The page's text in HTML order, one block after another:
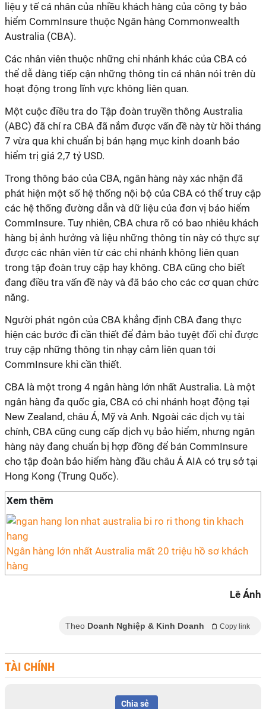
liệu y tế cá nhân của nhiều khách hàng của công ty bảo
hiểm CommInsure thuộc Ngân hàng Commonwealth
Australia (CBA).
Các nhân viên thuộc những chi nhánh khác của CBA có
thể dễ dàng tiếp cận những thông tin cá nhân nói trên dù
hoạt động trong lĩnh vực không liên quan.
Một cuộc điều tra do Tập đoàn truyền thông Australia
(ABC) đã chỉ ra CBA đã nắm được vấn đề này từ hồi tháng
7 vừa qua khi chuẩn bị bán hạng mục kinh doanh bảo
hiểm trị giá 2,7 tỷ USD.
Trong thông báo của CBA, ngân hàng này xác nhận đã
phát hiện một số hệ thống nội bộ của CBA có thể truy cập
các hệ thống đường dẫn và dữ liệu của đơn vị bảo hiểm
CommInsure. Tuy nhiên, CBA chưa rõ có bao nhiêu khách
hàng bị ảnh hưởng và liệu những thông tin này có thực sự
được các nhân viên từ các chi nhánh không liên quan
trong tập đoàn truy cập hay không. CBA cũng cho biết
đang điều tra vấn đề này và đã báo cho các cơ quan chức
năng.
Người phát ngôn của CBA khẳng định CBA đang thực
hiện các bước đi cần thiết để đảm bảo tuyệt đối chỉ được
truy cập những thông tin nhạy cảm liên quan tới
CommInsure khi cần thiết.
CBA là một trong 4 ngân hàng lớn nhất Australia. Là một
ngân hàng đa quốc gia, CBA có chi nhánh hoạt động tại
New Zealand, châu Á, Mỹ và Anh. Ngoài các dịch vụ tài
chính, CBA cũng cung cấp dịch vụ bảo hiểm, nhưng ngân
hàng này đang chuẩn bị hợp đồng để bán CommInsure
cho tập đoàn bảo hiểm hàng đầu châu Á AIA có trụ sở tại
Hong Kong (Trung Quốc).
Xem thêm
Ngân hàng lớn nhất Australia mất 20 triệu hồ sơ khách
hàng
Lê Ánh
Theo Doanh Nghiệp & Kinh Doanh Copy link
TÀI CHÍNH
Chia sẻ